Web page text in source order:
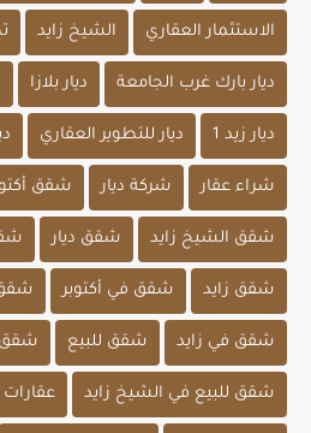
الاستثمار العقاري الشيخ زايد
ديار بارك غرب الجامعة ديار بلازا
ديار زيد 1 ديار للتطوير العقاري
شراء عقار شركة ديار شقق
شقق الشيخ زايد شقق ديار
شقق زايد شقق في أكتوبر شقق
شقق في زايد شقق للبيع شقق
شقق للبيع في الشيخ زايد عقارات